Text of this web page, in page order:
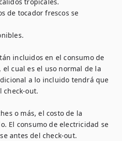
de tocador frescos se
incluidos en el consumo de
cual es el uso normal de la
a lo incluido tendrá que
check-out.
o más, el costo de la
El consumo de electricidad se
antes del check-out.